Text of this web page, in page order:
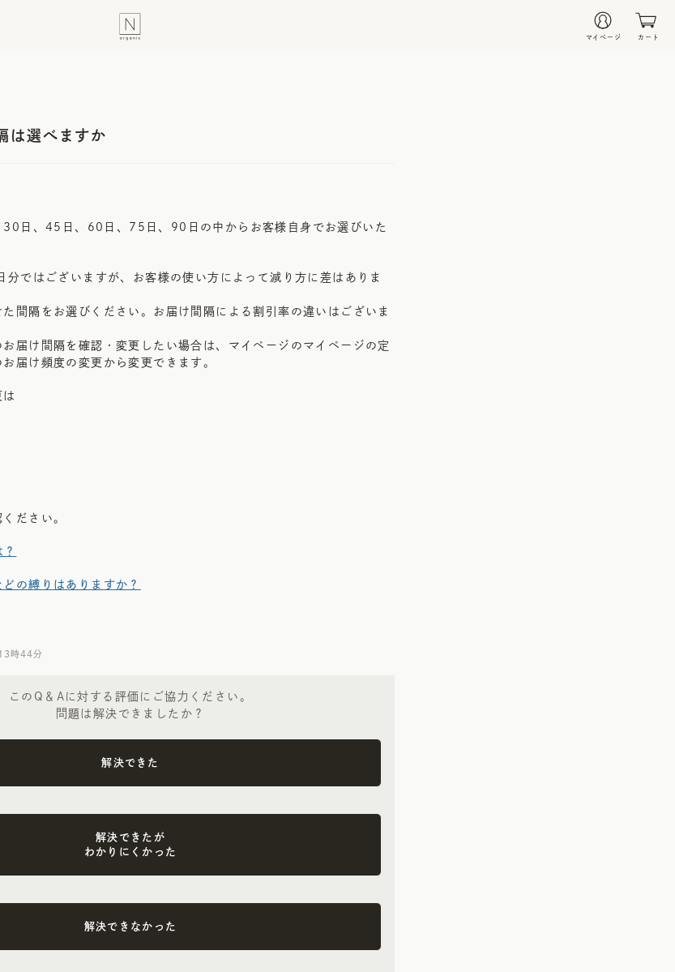
マイページ カート
は選べますか
日、45日、60日、75日、90日の中からお客様自身でお選びいた
分ではございますが、お客様の使い方によって減り方に差はありま
間隔をお選びください。お届け間隔による割引率の違いはございま
届け間隔を確認・変更したい場合は、マイページのマイページの定
届け頻度の変更から変更できます。
ださい。
の縛りはありますか？
時44分
このQ＆Aに対する評価にご協力ください。
問題は解決できましたか？
解決できた
解決できたが
わかりにくかった
解決できなかった